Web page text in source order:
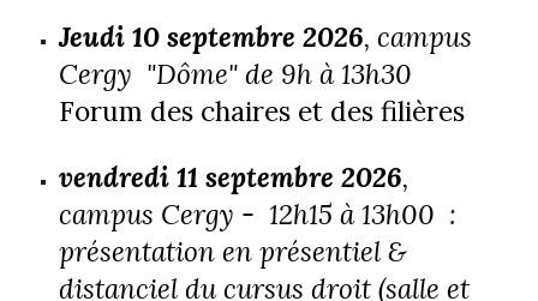
Jeudi 10 septembre 2026, campus
Cergy "Dôme"de 9h à 13h30
Forum des chaires et des filières
vendredi 11 septembre 2026,
campus Cergy - 12h15 à 13h00 :
présentation en présentiel &
distanciel du cursus droit (salle et